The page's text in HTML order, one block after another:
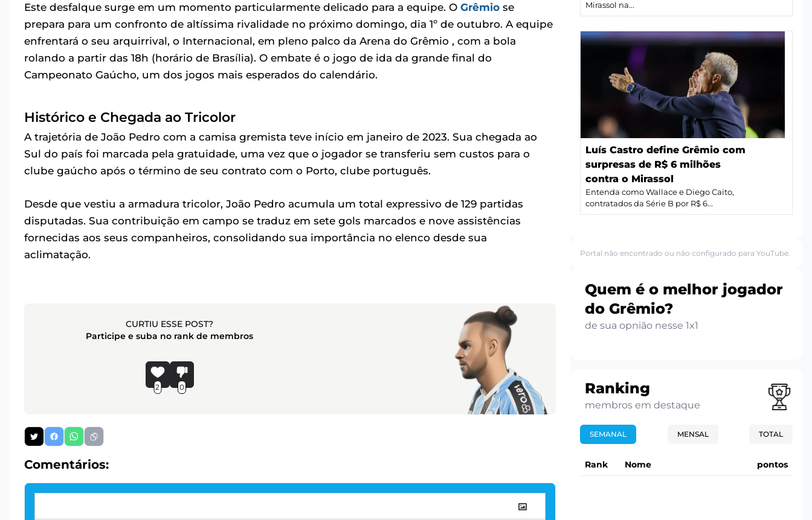
Este desfalque surge em um momento particularmente delicado para a equipe. O Grêmio se
prepara para um confronto de altíssima rivalidade no próximo domingo, dia 1º de outubro. A equipe
enfrentará o seu arquirrival, o Internacional, em pleno palco da Arena do Grêmio , com a bola
rolando a partir das 18h (horário de Brasília). O embate é o jogo de ida da grande final do
Campeonato Gaúcho, um dos jogos mais esperados do calendário.
Histórico e Chegada ao Tricolor
A trajetória de João Pedro com a camisa gremista teve início em janeiro de 2023. Sua chegada ao
Sul do país foi marcada pela gratuidade, uma vez que o jogador se transferiu sem custos para o
clube gaúcho após o término de seu contrato com o Porto, clube português.
Desde que vestiu a armadura tricolor, João Pedro acumula um total expressivo de 129 partidas
disputadas. Sua contribuição em campo se traduz em sete gols marcados e nove assistências
fornecidas aos seus companheiros, consolidando sua importância no elenco desde sua
aclimatação.
CURTIU ESSE POST?
Participe e suba no rank de membros
2 0
Comentários:
Mirassol na...
Luís Castro define Grêmio com
surpresas de R$ 6 milhões
contra o Mirassol
Entenda como Wallace e Diego Caito,
contratados da Série B por R$ 6...
Portal não encontrado ou não configurado para YouTube.
Quem é o melhor jogador
do Grêmio?
de sua opnião nesse 1x1
Ranking
membros em destaque
SEMANAL MENSAL TOTAL
Rank Nome pontos